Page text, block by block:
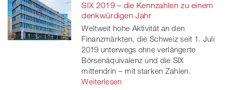
SIX 2019 – die Kennzahlen zu einem
denkwürdigen Jahr
Weltweit hohe Aktivität an den
Finanzmärkten, die Schweiz seit 1. Juli
2019 unterwegs ohne verlängerte
Börsenäquivalenz und die SIX
mittendrin – mit starken Zahlen.
Weiterlesen